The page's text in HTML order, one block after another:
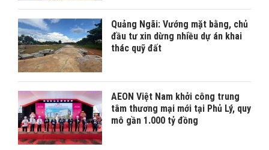
Quảng Ngãi: Vướng mặt bằng, chủ
đầu tư xin dừng nhiều dự án khai
thác quỹ đất
AEON Việt Nam khởi công trung
tâm thương mại mới tại Phủ Lý, quy
mô gần 1.000 tỷ đồng